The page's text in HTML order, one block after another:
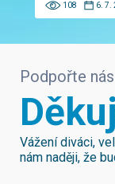
108 6. 7.
Podpořte nás
Vážení diváci,
nám naději, že